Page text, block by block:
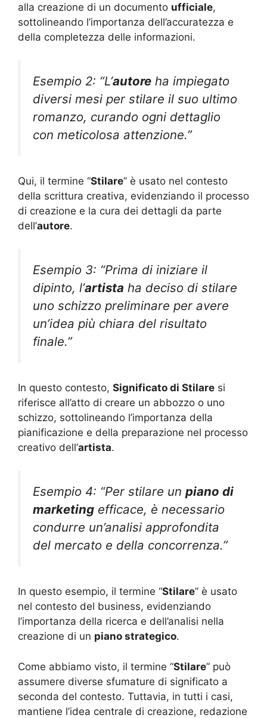
alla creazione di un documento ufficiale,
sottolineando l’importanza dell’accuratezza e
della completezza delle informazioni.
Esempio 2: “L’autore ha impiegato
diversi mesi per stilare il suo ultimo
romanzo, curando ogni dettaglio
con meticolosa attenzione.”
Qui, il termine “Stilare” è usato nel contesto
della scrittura creativa, evidenziando il processo
di creazione e la cura dei dettagli da parte
dell’autore.
Esempio 3: “Prima di iniziare il
dipinto, l’artista ha deciso di stilare
uno schizzo preliminare per avere
un’idea più chiara del risultato
finale.”
In questo contesto, Significato di Stilare si
riferisce all’atto di creare un abbozzo o uno
schizzo, sottolineando l’importanza della
pianificazione e della preparazione nel processo
creativo dell’artista.
Esempio 4: “Per stilare un piano di
marketing efficace, è necessario
condurre un’analisi approfondita
del mercato e della concorrenza.”
In questo esempio, il termine “Stilare” è usato
nel contesto del business, evidenziando
l’importanza della ricerca e dell’analisi nella
creazione di un piano strategico.
Come abbiamo visto, il termine “Stilare” può
assumere diverse sfumature di significato a
seconda del contesto. Tuttavia, in tutti i casi,
mantiene l’idea centrale di creazione, redazione